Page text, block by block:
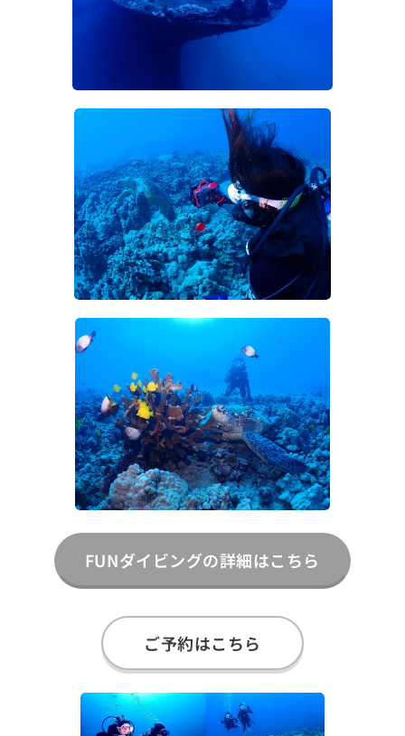
FUNダイビングの詳細はこちら
ご予約はこちら